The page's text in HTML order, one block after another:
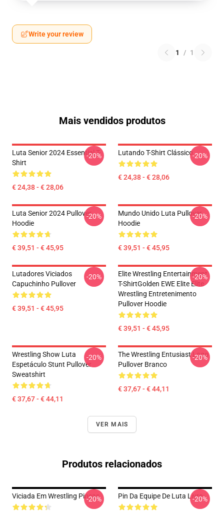
Write your review
1 / 1
Mais vendidos produtos
Luta Senior 2024 Essential T-
Shirt
€ 24,38 - € 28,06
-20% Lutando T-Shirt Clássico
€ 24,38 - € 28,06
-20%
Luta Senior 2024 Pullover
Hoodie
€ 39,51 - € 45,95
-20%
Mundo Unido Luta Pullover
Hoodie
€ 39,51 - € 45,95
-20%
Lutadores Viciados
Capuchinho Pullover
€ 39,51 - € 45,95
-20%
Elite Wrestling Entertainment
T-ShirtGolden EWE Elite Elite
Wrestling Entretenimento
Pullover Hoodie
€ 39,51 - € 45,95
-20%
Wrestling Show Luta
Espetáculo Stunt Pullover
Sweatshirt
€ 37,67 - € 44,11
-20%
The Wrestling Entusiast Logo
Pullover Branco
€ 37,67 - € 44,11
-20%
VER MAIS
Produtos relacionados
Viciada Em Wrestling Pinças
-20% Pin Da Equipe De Luta Livre
-20%